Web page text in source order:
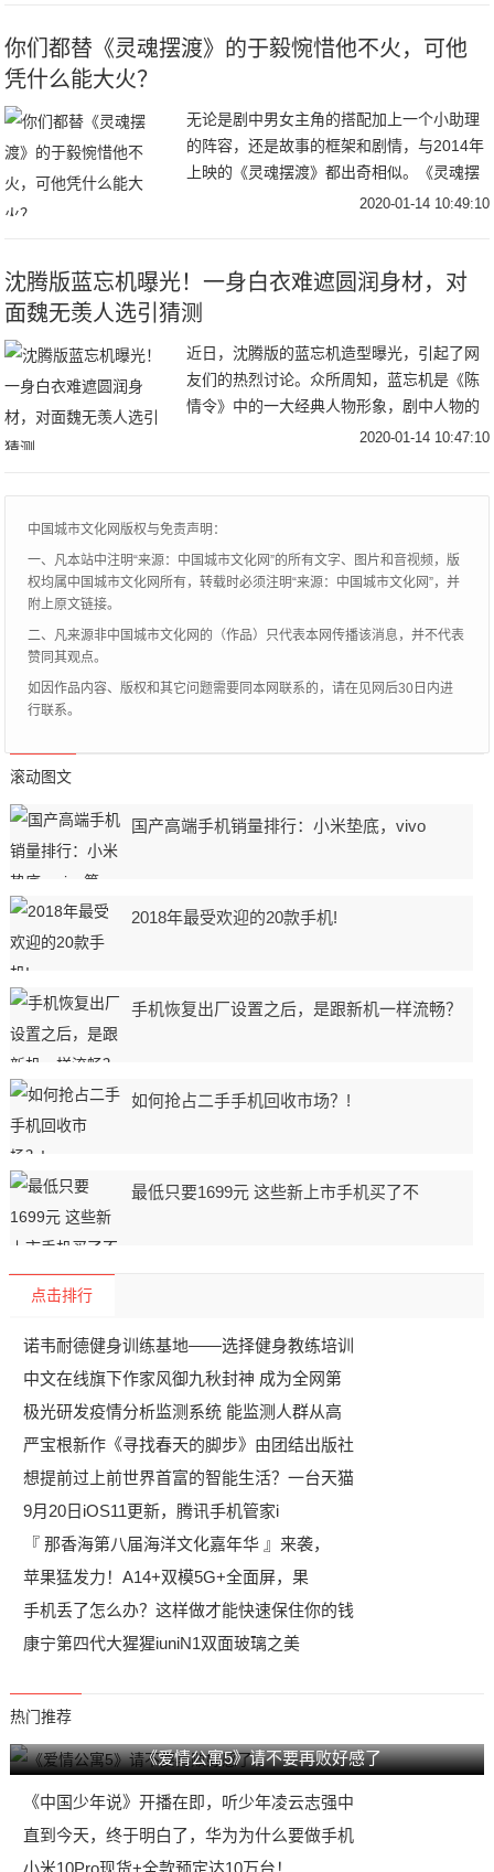
你们都替《灵魂摆渡》的于毅惋惜他不火，可他
凭什么能大火？
无论是剧中男女主角的搭配加上一个小助理
的阵容，还是故事的框架和剧情，与2014年
上映的《灵魂摆渡》都出奇相似。《灵魂摆
渡》中的九天玄女“王小娅”和作为“容器”的存
2020-01-14 10:49:10
沈腾版蓝忘机曝光！一身白衣难遮圆润身材，对
面魏无羡人选引猜测
近日，沈腾版的蓝忘机造型曝光，引起了网
友们的热烈讨论。众所周知，蓝忘机是《陈
情令》中的一大经典人物形象，剧中人物的
形象及装扮都深受众人喜爱，模仿者更是比
2020-01-14 10:47:10
中国城市文化网版权与免责声明：
一、凡本站中注明“来源：中国城市文化网”的所有文字、图片和音视频，版
权均属中国城市文化网所有，转载时必须注明“来源：中国城市文化网”，并
附上原文链接。
二、凡来源非中国城市文化网的（作品）只代表本网传播该消息，并不代表
赞同其观点。
如因作品内容、版权和其它问题需要同本网联系的，请在见网后30日内进
行联系。
滚动图文
国产高端手机销量排行：小米垫底，vivo
2018年最受欢迎的20款手机!
手机恢复出厂设置之后，是跟新机一样流畅？
如何抢占二手手机回收市场？!
最低只要1699元 这些新上市手机买了不
点击排行
诺韦耐德健身训练基地——选择健身教练培训
中文在线旗下作家风御九秋封神 成为全网第
极光研发疫情分析监测系统 能监测人群从高
严宝根新作《寻找春天的脚步》由团结出版社
想提前过上前世界首富的智能生活？一台天猫
9月20日iOS11更新，腾讯手机管家i
『 那香海第八届海洋文化嘉年华 』来袭，
苹果猛发力！A14+双模5G+全面屏，果
手机丢了怎么办？这样做才能快速保住你的钱
康宁第四代大猩猩iuniN1双面玻璃之美
热门推荐
《爱情公寓5》请不要再败好感了
《中国少年说》开播在即，听少年凌云志强中
直到今天，终于明白了，华为为什么要做手机
小米10Pro现货+全款预定达10万台！